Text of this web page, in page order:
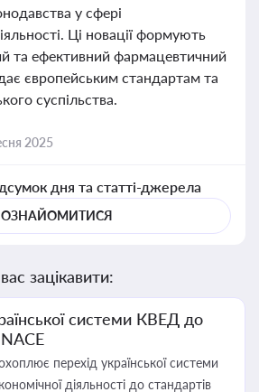
у сфері
Ці новації формують
та ефективний фармацевтичний
європейським стандартам та
суспільства.
2025
дня та статті-джерела
ОЗНАЙОМИТИСЯ
зацікавити:
системи КВЕД до
перехід української системи
діяльності до стандартів